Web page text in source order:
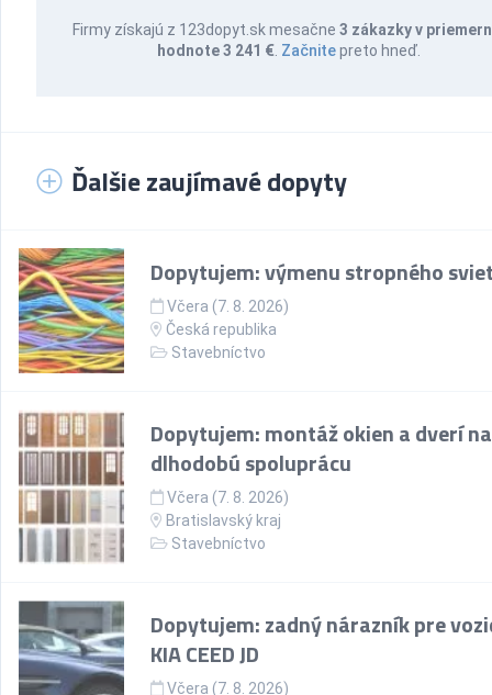
Firmy získajú z 123dopyt.sk mesačne3 zákazky v
hodnote 3 241 € Začnitepreto hneď.
Ďalšie zaujímavé dopyty
Dopytujem: výmenu stropného
Včera (7. 8. 2026)
Česká republika
Stavebníctvo
Dopytujem: montáž okien a dverí na
dlhodobú spoluprácu
Včera (7. 8. 2026)
Bratislavský kraj
Stavebníctvo
Dopytujem: zadný nárazník pre
KIA CEED JD
Včera (7. 8. 2026)